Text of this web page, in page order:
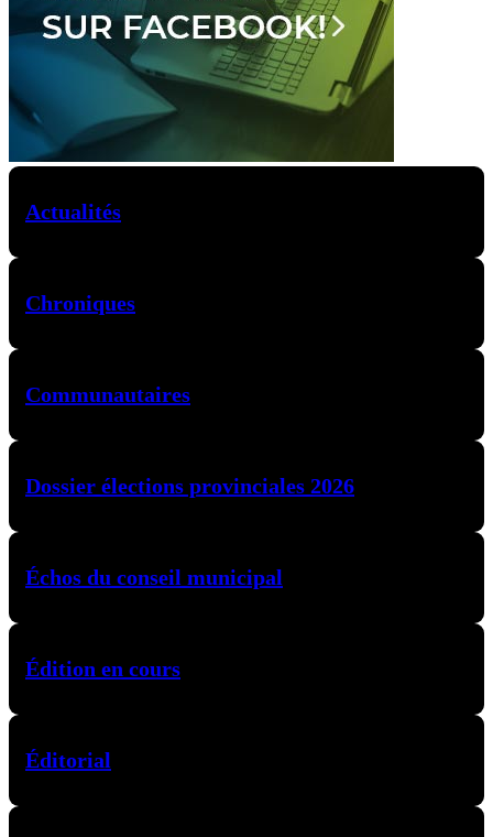
Actualités
Chroniques
Communautaires
Dossier élections provinciales 2026
Échos du conseil municipal
Édition en cours
Éditorial